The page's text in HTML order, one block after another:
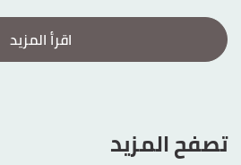
اقرأ المزيد
تصفح المزيد